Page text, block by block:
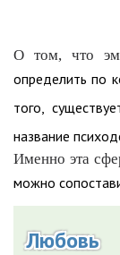
О том, что
определить по
того,
название
Именно эта
можно
Любовь